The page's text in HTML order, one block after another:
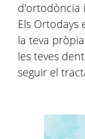
d'ortodòncia
Els Ortodays
la teva
les teves
seguir el